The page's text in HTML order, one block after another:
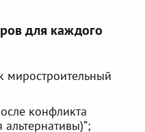
для каждого
миростроительный
конфликта